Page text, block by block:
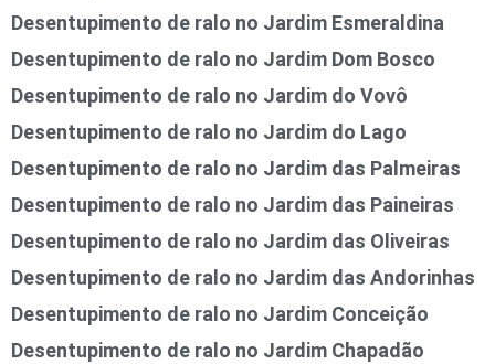
Desentupimento de ralo no Jardim Esmeraldina
Desentupimento de ralo no Jardim Dom Bosco
Desentupimento de ralo no Jardim do Vovô
Desentupimento de ralo no Jardim do Lago
Desentupimento de ralo no Jardim das Palmeiras
Desentupimento de ralo no Jardim das Paineiras
Desentupimento de ralo no Jardim das Oliveiras
Desentupimento de ralo no Jardim das Andorinhas
Desentupimento de ralo no Jardim Conceição
Desentupimento de ralo no Jardim Chapadão